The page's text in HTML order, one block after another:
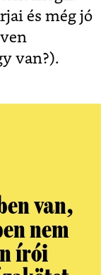
és még jó
van?).
van,
nem
írói